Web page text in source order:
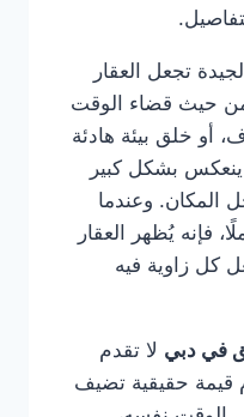
تجعل العقار
من حيث قضاء الوقت
أو خلق بيئة هادئة
بشكل كبير
المكان. وعندما
فإنه يُظهر العقار
كل زاوية فيه
في دبي لا تقدم
قيمة حقيقية تضيف